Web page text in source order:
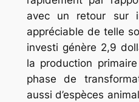
avec un retour sur
appréciable de telle
investi génère 2,9
la production
phase de
aussi d’espèces